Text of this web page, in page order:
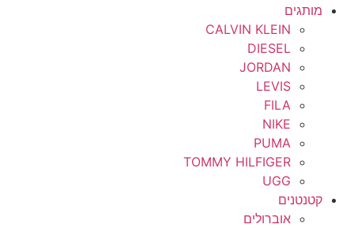
מותגים
CALVIN KLEIN
DIESEL
JORDAN
LEVIS
FILA
NIKE
PUMA
TOMMY HILFIGER
UGG
קטנטנים
אוברולים